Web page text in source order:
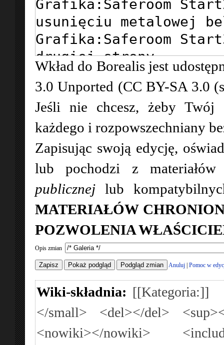
Wkład do Borealis jest
3.0 Unported (CC BY-SA 3.0
Jeśli nie chcesz, żeby Twój
każdego i rozpowszechniany
Zapisując swoją edycję,
lub pochodzi z
publicznej lub
MATERIAŁÓW
POZWOLENIA
Opis zmian
Anuluj Pomoc w
Wiki-składnia: [[Kategoria:]]
</small>
<del></del>
<nowiki></nowiki>